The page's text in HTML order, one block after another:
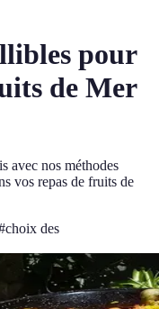
pour
de Mer
avec nos méthodes
vos repas de fruits de
choix des